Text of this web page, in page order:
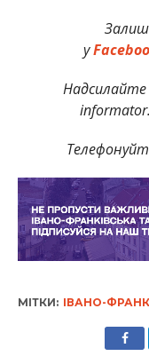
у
МІТКИ: ІВАНО-